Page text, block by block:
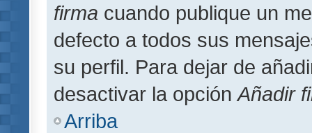
firma cuando publique un
defecto a todos sus
su perfil. Para dejar de
desactivar la opción Añadir
Arriba